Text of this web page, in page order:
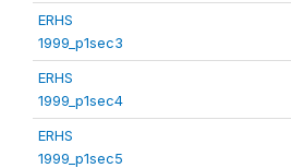
ERHS
1999_p1sec3
ERHS
1999_p1sec4
ERHS
1999_p1sec5